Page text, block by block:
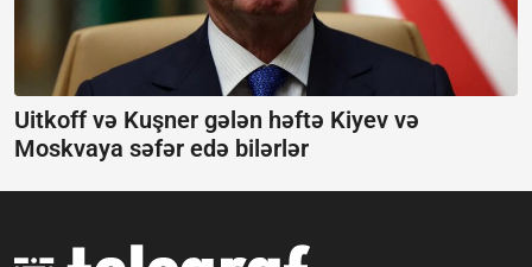
Uitkoff və Kuşner gələn həftə Kiyev və
Moskvaya səfər edə bilərlər